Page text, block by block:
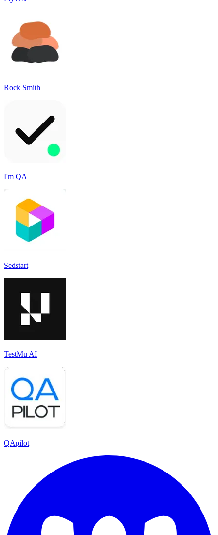
Rock Smith
I'm QA
Sedstart
TestMu AI
QApilot